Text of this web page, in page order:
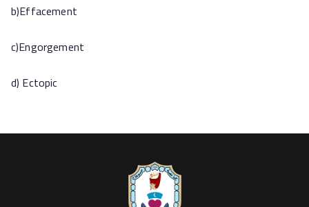
b)Effacement
c)Engorgement
d) Ectopic